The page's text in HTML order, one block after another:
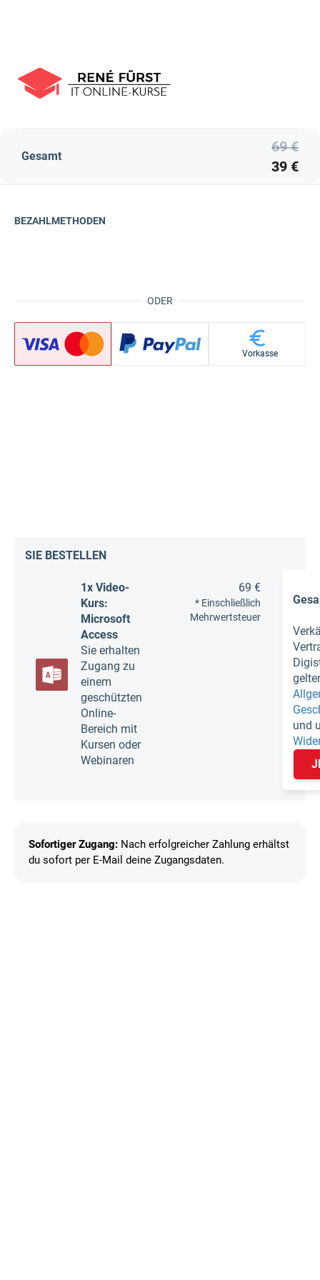
Gesamt
69 €
39 €
ODER
BEZAHLMETHODEN
Vorkasse
SIE BESTELLEN
1x Video-
Kurs:
Microsoft
Access
Sie erhalten
Zugang zu
einem
geschützten
Online-
Bereich mit
Kursen oder
Webinaren
69 €
* Einschließlich
Mehrwertsteuer
und
Sofortiger Zugang: Nach erfolgreicher Zahlung erhältst
du sofort per E-Mail deine Zugangsdaten.